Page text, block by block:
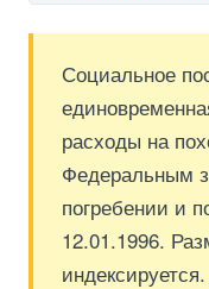
Социальное
расходы на
Федеральным
погребении и
12.01.1996.